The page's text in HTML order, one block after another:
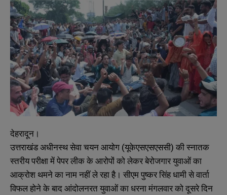
देहरादून।
उत्तराखंड अधीनस्थ सेवा चयन आयोग (यूकेएसएसएससी) की स्नातक
स्तरीय परीक्षा में पेपर लीक के आरोपों को लेकर बेरोजगार युवाओं का
आक्रोश थमने का नाम नहीं ले रहा है। सीएम पुष्कर सिंह धामी से वार्ता
विफल होने के बाद आंदोलनरत युवाओं का धरना मंगलवार को दूसरे दिन